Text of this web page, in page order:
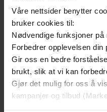
Våre nettsider benytter
bruker cookies til:
Nødvendige funksjoner
Forbedrer opplevelsen
Gir oss en bedre
brukt, slik at vi kan
Gjør det mulig for oss å
kampanjer og tilbud
199,-
Minnesota
Jo Nesbø
EBOK